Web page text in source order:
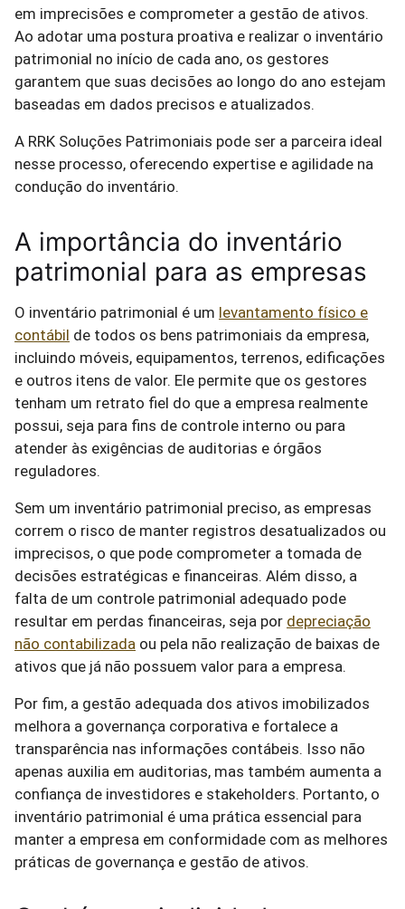
em imprecisões e comprometer a gestão de ativos.
Ao adotar uma postura proativa e realizar o inventário
patrimonial no início de cada ano, os gestores
garantem que suas decisões ao longo do ano estejam
baseadas em dados precisos e atualizados.
A RRK Soluções Patrimoniais pode ser a parceira ideal
nesse processo, oferecendo expertise e agilidade na
condução do inventário.
A importância do inventário
patrimonial para as empresas
O inventário patrimonial é um levantamento físico e
contábil de todos os bens patrimoniais da empresa,
incluindo móveis, equipamentos, terrenos, edificações
e outros itens de valor. Ele permite que os gestores
tenham um retrato fiel do que a empresa realmente
possui, seja para fins de controle interno ou para
atender às exigências de auditorias e órgãos
reguladores.
Sem um inventário patrimonial preciso, as empresas
correm o risco de manter registros desatualizados ou
imprecisos, o que pode comprometer a tomada de
decisões estratégicas e financeiras. Além disso, a
falta de um controle patrimonial adequado pode
resultar em perdas financeiras, seja por depreciação
não contabilizada ou pela não realização de baixas de
ativos que já não possuem valor para a empresa.
Por fim, a gestão adequada dos ativos imobilizados
melhora a governança corporativa e fortalece a
transparência nas informações contábeis. Isso não
apenas auxilia em auditorias, mas também aumenta a
confiança de investidores e stakeholders. Portanto, o
inventário patrimonial é uma prática essencial para
manter a empresa em conformidade com as melhores
práticas de governança e gestão de ativos.